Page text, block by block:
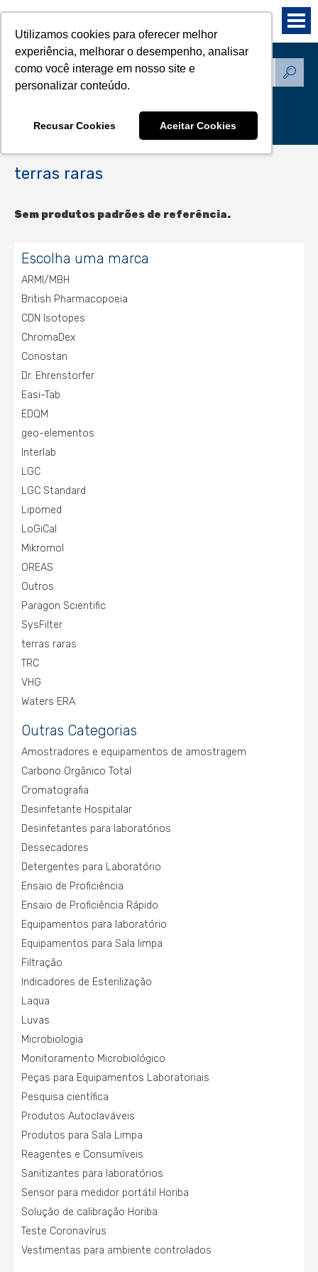
Utilizamos cookies para oferecer melhor
experiência, melhorar o desempenho, analisar
como você interage em nosso site e
personalizar conteúdo.
Recusar Cookies Aceitar Cookies
Produtos - Padrões de
terras raras
Sem produtos padrões de referência.
Escolha uma marca
ARMI/MBH
British Pharmacopoeia
CDN Isotopes
ChromaDex
Conostan
Dr. Ehrenstorfer
Easi-Tab
EDQM
geo-elementos
Interlab
LGC
LGC Standard
Lipomed
LoGiCal
Mikromol
OREAS
Outros
Paragon Scientific
SysFilter
terras raras
TRC
VHG
Waters ERA
Outras Categorias
Amostradores e equipamentos de amostragem
Carbono Orgânico Total
Cromatografia
Desinfetante Hospitalar
Desinfetantes para laboratórios
Dessecadores
Detergentes para Laboratório
Ensaio de Proficiência
Ensaio de Proficiência Rápido
Equipamentos para laboratório
Equipamentos para Sala limpa
Filtração
Indicadores de Esterilização
Laqua
Luvas
Microbiologia
Monitoramento Microbiológico
Peças para Equipamentos Laboratoriais
Pesquisa científica
Produtos Autoclaváveis
Produtos para Sala Limpa
Reagentes e Consumíveis
Sanitizantes para laboratórios
Sensor para medidor portátil Horiba
Solução de calibração Horiba
Teste Coronavírus
Vestimentas para ambiente controlados